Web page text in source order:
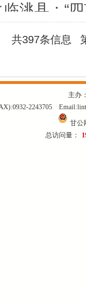
临洮县：“
效
共397条信息
主办
2243705
甘公
总访问量：